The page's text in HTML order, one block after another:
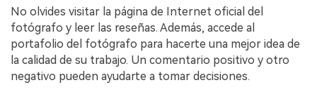
No olvides visitar la página de Internet oficial del
fotógrafo y leer las reseñas. Además, accede al
portafolio del fotógrafo para hacerte una mejor idea de
la calidad de su trabajo. Un comentario positivo y otro
negativo pueden ayudarte a tomar decisiones.